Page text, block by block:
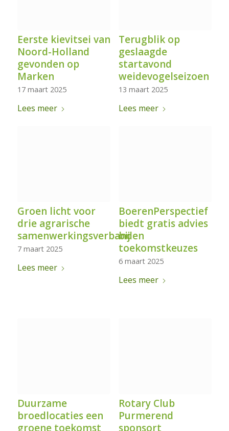
Eerste kievitsei van
Noord-Holland
gevonden op
Marken
17 maart 2025
Lees meer
Terugblik op
geslaagde
startavond
weidevogelseizoen
13 maart 2025
Lees meer
Groen licht voor
drie agrarische
samenwerkingsverbanden
7 maart 2025
Lees meer
BoerenPerspectief
biedt gratis advies
bij
toekomstkeuzes
6 maart 2025
Lees meer
Duurzame
broedlocaties een
groene toekomst
Rotary Club
Purmerend
sponsort